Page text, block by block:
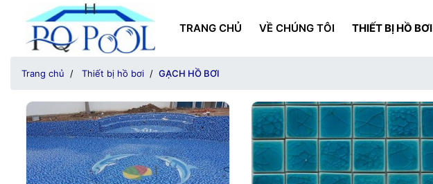
TRANG CHỦ VỀ CHÚNG TÔI THIẾT BỊ HỒ BƠI
Trang chủ Thiết bị hồ bơi GẠCH HỒ BƠI